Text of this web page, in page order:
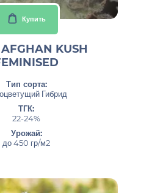
Купить
KUSH
Тип сорта:
Гибрид
ТГК:
22-24%
Урожай:
до 450 гр/м2